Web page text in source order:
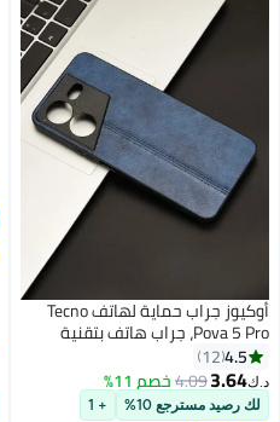
أوكيوز جراب حماية لهاتف Tecno
Pova 5 Pro، جراب هاتف بتقنية
بتغطية كاملة، جراب هاتف من جلد
البولي يوريثان، جراب هاتف من مادة
4.5
12
د.ك‏3.64
4.09خصم 11%
لك رصيد مسترجع 10% + 1